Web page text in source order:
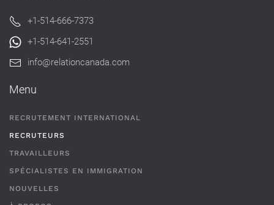
+1-514-666-7373
+1-514-641-2551
info@relationcanada.com
Menu
RECRUTEMENT INTERNATIONAL
RECRUTEURS
TRAVAILLEURS
SPÉCIALISTES EN IMMIGRATION
NOUVELLES